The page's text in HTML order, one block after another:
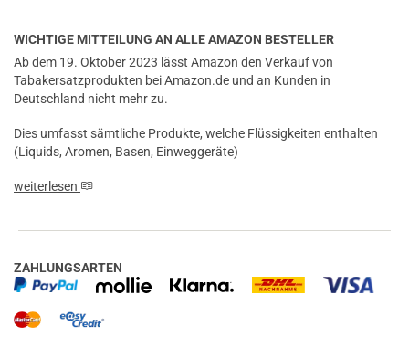
WICHTIGE MITTEILUNG AN ALLE AMAZON BESTELLER
Ab dem 19. Oktober 2023 lässt Amazon den Verkauf von
Tabakersatzprodukten bei Amazon.de und an Kunden in
Deutschland nicht mehr zu.
Dies umfasst sämtliche Produkte, welche Flüssigkeiten enthalten
(Liquids, Aromen, Basen, Einweggeräte)
weiterlesen
ZAHLUNGSARTEN